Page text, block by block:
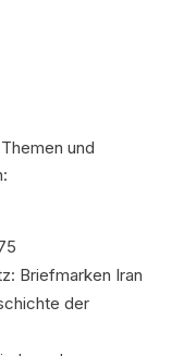
und
Briefmarken Iran
der